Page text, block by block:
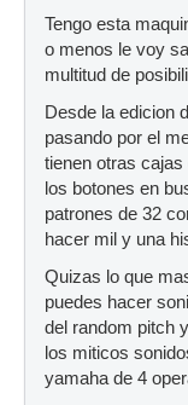
Tengo esta
o menos le voy
multitud de
Desde la edicion
pasando por el
tienen otras
los botones en
patrones de 32
hacer mil y una
Quizas lo que
puedes hacer
del random pitch
los miticos
yamaha de 4